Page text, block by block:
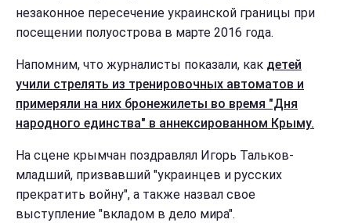
незаконное пересечение украинской границы при
посещении полуострова в марте 2016 года.
Напомним, что журналисты показали, как детей
учили стрелять из тренировочных автоматов и
примеряли на них бронежилеты во время "Дня
народного единства" в аннексированном Крыму.
На сцене крымчан поздравлял Игорь Тальков-
младший, призвавший "украинцев и русских
прекратить войну", а также назвал свое
выступление "вкладом в дело мира".